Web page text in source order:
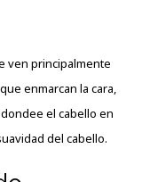
ven principalmente
enmarcan la cara,
el cabello en
del cabello.